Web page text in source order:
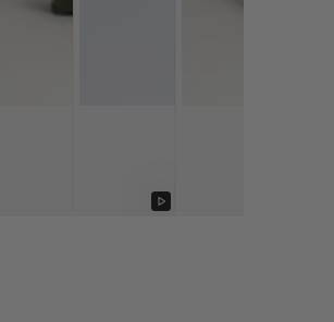
Afspil